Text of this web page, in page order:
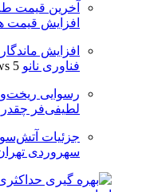
افزایش قیمت
افزایش
فناوری نانو 5 views
رسوایی
لطیفی‌فر چقدر
جزئیات
سهروردی